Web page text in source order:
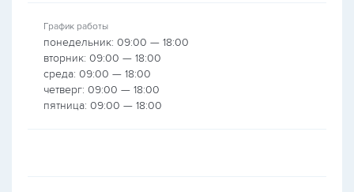
График работы
понедельник: 09:00 — 18:00
вторник: 09:00 — 18:00
среда: 09:00 — 18:00
четверг: 09:00 — 18:00
пятница: 09:00 — 18:00